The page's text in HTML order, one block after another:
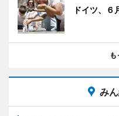
ドイツ、６
も
み